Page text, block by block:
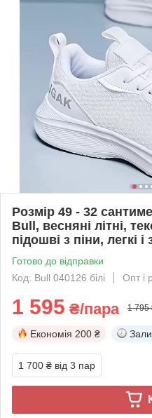
Розмір 49 - 32
Bull, весняні літні,
підошві з піни, легкі і
Готово до відправки
Код: Bull 040126 білі
Опт і
1 595 ₴/пара 1 795
Економія 200 ₴
1 700 ₴ від 3 пар